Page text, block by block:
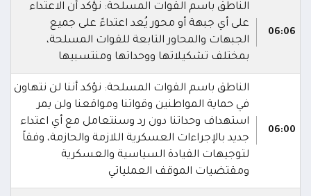
06:06
الناطق باسم القوات المسلحة: نؤكد أن الاعتداء
على أي جبهة أو محور يُعد اعتداءً على جميع
الجبهات والمحاور التابعة للقوات المسلحة،
بمختلف تشكيلاتها ووحداتها ومنتسبيها
06:00
الناطق باسم القوات المسلحة: نؤكد أننا لن نتهاون
في حماية المواطنين وقواتنا ومواقعنا ولن يمر
استهداف وحداتنا دون رد وسنتعامل مع أي اعتداء
جديد بالإجراءات العسكرية اللازمة والحازمة، وفقاً
لتوجيهات القيادة السياسية والعسكرية
ومقتضيات الموقف العملياتي